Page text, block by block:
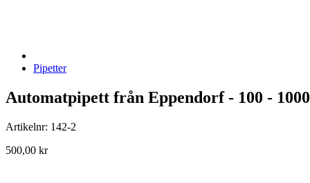
Pipetter
Automatpipett från Eppendorf - 100 -
Artikelnr: 142-2
500,00 kr